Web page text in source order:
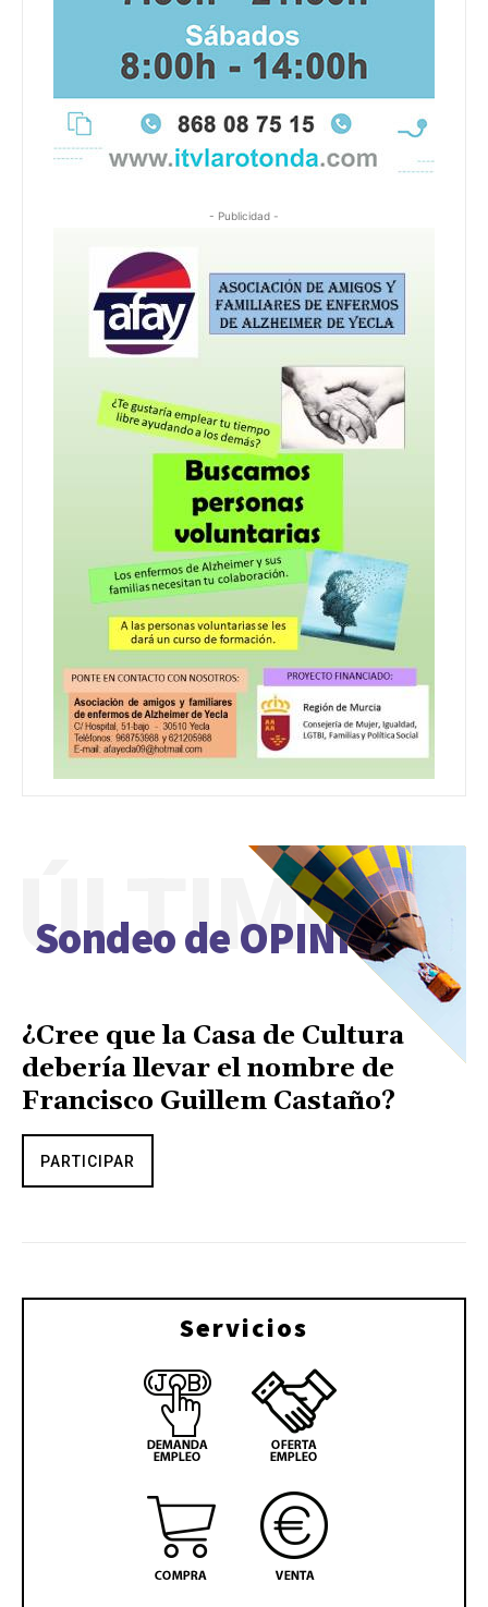
- Publicidad -
Sondeo de OPINIÓN
ÚLTIMO
¿Cree que la Casa de Cultura
debería llevar el nombre de
Francisco Guillem Castaño?
PARTICIPAR
Servicios